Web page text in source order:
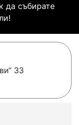
да събирате
33